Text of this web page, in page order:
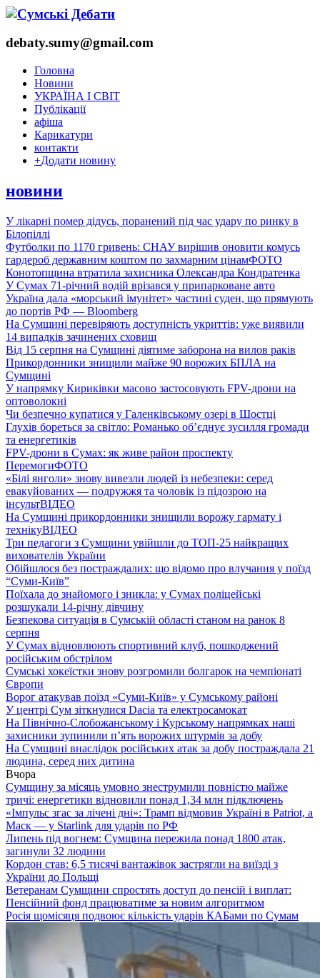
debaty.sumy@gmail.com
Головна
Новини
УКРАЇНА І СВІТ
Публікації
афіша
Карикатури
контакти
+Додати новину
новини
У лікарні помер дідусь, поранений під час удару по ринку в
Білопіллі
Футболки по 1170 гривень: СНАУ вирішив оновити комусь
гардероб державним коштом по захмарним цінамФОТО
Конотопщина втратила захисника Олександра Кондратенка
У Сумах 71-річний водій врізався у припарковане авто
Україна дала «морський імунітет» частині суден, що прямують
до портів РФ — Bloomberg
На Сумщині перевіряють доступність укриттів: уже виявили
14 випадків зачинених сховищ
Від 15 серпня на Сумщині діятиме заборона на вилов раків
Прикордонники знищили майже 90 ворожих БПЛА на
Сумщині
У напрямку Кириківки масово застосовують FPV-дрони на
оптоволокні
Чи безпечно купатися у Галенківському озері в Шостці
Глухів бореться за світло: Романько об’єднує зусилля громади
та енергетиків
FPV-дрони в Сумах: як живе район проспекту
ПеремогиФОТО
«Білі янголи» знову вивезли людей із небезпеки: серед
евакуйованих — подружжя та чоловік із підозрою на
інсультВІДЕО
На Сумщині прикордонники знищили ворожу гармату і
технікуВІДЕО
Три педагоги з Сумщини увійшли до ТОП-25 найкращих
вихователів України
Обійшлося без постраждалих: що відомо про влучання у поїзд
“Суми-Київ”
Поїхала до знайомого і зникла: у Сумах поліцейські
розшукали 14-річну дівчину
Безпекова ситуація в Сумській області станом на ранок 8
серпня
У Сумах відновлюють спортивний клуб, пошкоджений
російським обстрілом
Сумські хокеїстки знову розгромили болгарок на чемпіонаті
Європи
Ворог атакував поїзд «Суми-Київ» у Сумському районі
У центрі Сум зіткнулися Dacia та електросамокат
На Північно-Слобожанському і Курському напрямках наші
захисники зупинили п’ять ворожих штурмів за добу
На Сумщині внаслідок російських атак за добу постраждала 21
людина, серед них дитина
Вчора
Сумщину за місяць умовно знеструмили повністю майже
тричі: енергетики відновили понад 1,34 млн підключень
«Імпульс згас за лічені дні»: Трамп відмовив Україні в Patriot, а
Маск — у Starlink для ударів по РФ
Липень під вогнем: Сумщина пережила понад 1800 атак,
загинули 32 людини
Кордон став: 6,5 тисячі вантажівок застрягли на виїзді з
України до Польщі
Ветеранам Сумщини спростять доступ до пенсій і виплат:
Пенсійний фонд працюватиме за новим алгоритмом
Росія щомісяця подвоює кількість ударів КАБами по Сумам